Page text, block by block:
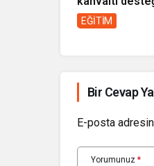
EĞİTİM
Bir Cevap
E-posta
Yorumunuz *